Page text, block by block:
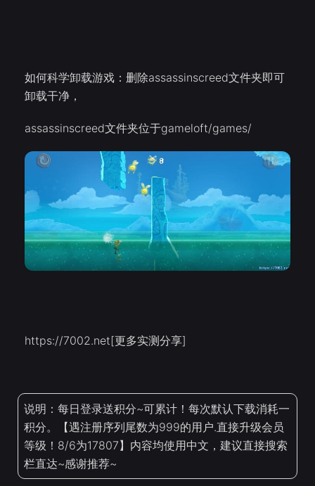
如何科学卸载游戏：删除assassinscreed文件夹即可
卸载干净，
assassinscreed文件夹位于gameloft/games/
https://7002.net[更多实测分享]
说明：每日登录送积分~可累计！每次默认下载消耗一
积分。【遇注册序列尾数为999的用户.直接升级会员
等级！8/6为17807】内容均使用中文，建议直接搜索
栏直达~感谢推荐~